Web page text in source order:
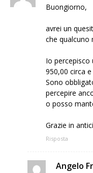
Buongiorno,
avrei un
che qualcuno
Io percepisco
950,00 circa
Sono
percepire
o posso
Grazie in
Risposta
Angelo